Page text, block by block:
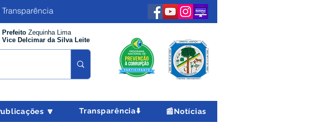
Transparência
Prefeito Zequinha Lima
Vice Delcimar da Silva Leite
🔽 Transparência⬇️ 📰Notícias